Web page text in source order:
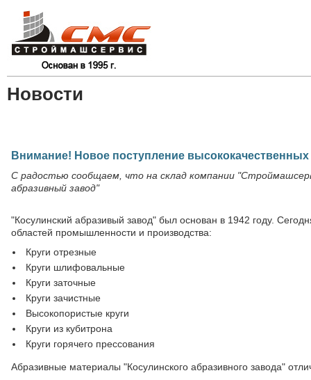
Новости
Внимание! Новое поступление
С радостью сообщаем, что на склад компании
абразивный завод"
"Косулинский абразивый завод" был основан в 1942 году.
областей промышленности и производства:
Круги отрезные
Круги шлифовальные
Круги заточные
Круги зачистные
Высокопористые круги
Круги из кубитрона
Круги горячего прессования
Абразивные материалы "Косулинского абразивного завода"